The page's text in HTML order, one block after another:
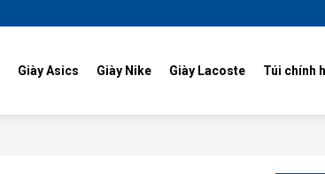
Giày Asics Giày Nike Giày Lacoste Túi chính